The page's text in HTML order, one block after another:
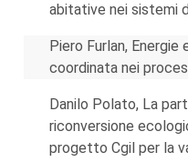
abitative nei sistemi
Piero Furlan, Energie
coordinata nei
Danilo Polato, La
riconversione
progetto Cgil per la